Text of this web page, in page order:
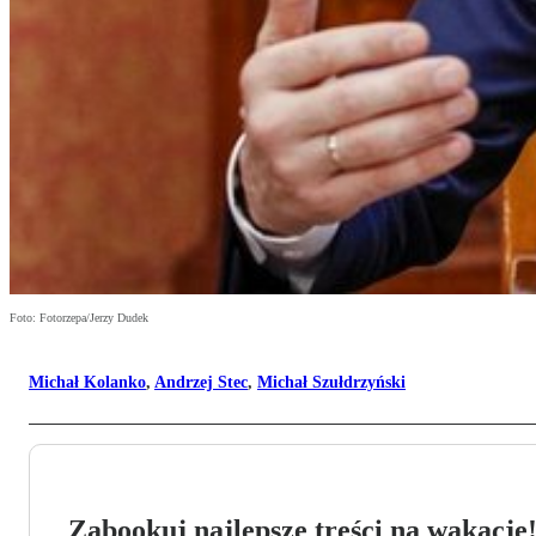
Foto: Fotorzepa/Jerzy Dudek
Michał Kolanko, Andrzej Stec, Michał Szułdrzyński